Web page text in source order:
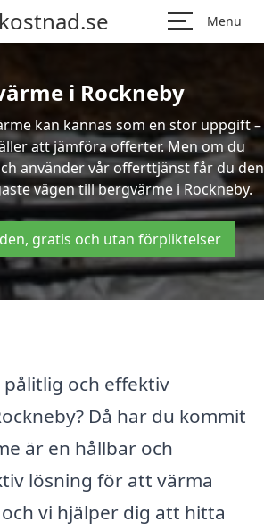
Menu
i Rockneby
kan kännas som en stor uppgift –
att jämföra offerter. Men om du
använder vår offerttjänst får du den
vägen till bergvärme i Rockneby.
gratis och utan förpliktelser
och effektiv
Då har du kommit
är en hållbar och
lösning för att värma
vi hjälper dig att hitta